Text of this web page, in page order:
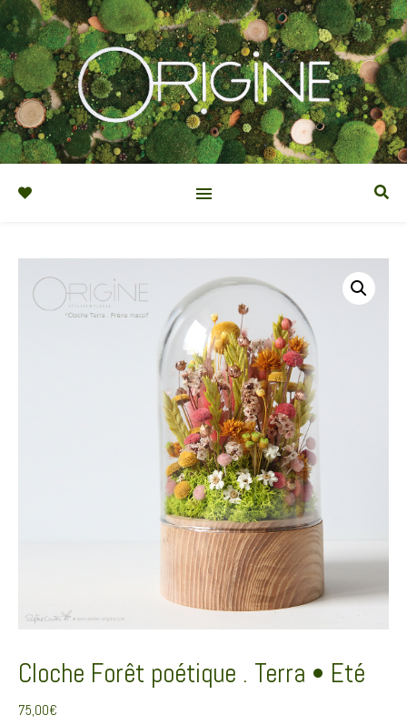
Cloche Forêt poétique . Terra • Eté
75,00€